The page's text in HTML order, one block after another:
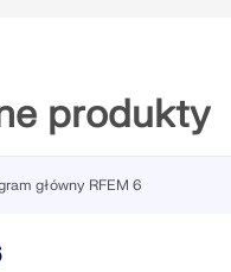
produkty
główny RFEM 6